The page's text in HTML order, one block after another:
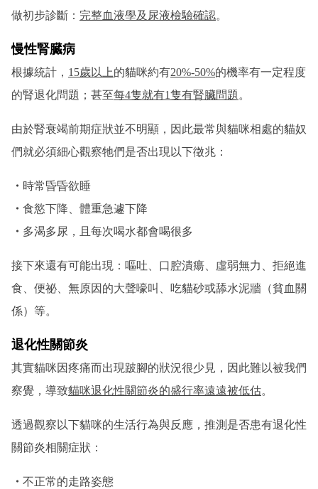
做初步診斷： 完整血液學及尿液檢驗確認。
慢性腎臓病
根據統計， 15歲以上的貓咪約有20%-50%的機率有一定程度
的腎退化問題；甚至每4隻就有1隻有腎臟問題 。
由於腎衰竭前期症狀並不明顯，因此最常與貓咪相處的貓奴
們就必須細心觀察牠們是否出現以下徵兆：
・ 時常昏昏欲睡
・ 食慾下降、體重急遽下降
・ 多渴多尿，且每次喝水都會喝很多
接下來還有可能出現：嘔吐、口腔潰瘍、虛弱無力、拒絕進
食、便祕、無原因的大聲嚎叫、吃貓砂或舔水泥牆（貧血關
係）等。
退化性關節炎
其實貓咪因疼痛而出現跛腳的狀況很少見，因此難以被我們
察覺，導致貓咪退化性關節炎的盛行率遠遠被低估。
透過觀察以下貓咪的生活行為與反應，推測是否患有退化性
關節炎相關症狀：
・ 不正常的走路姿態